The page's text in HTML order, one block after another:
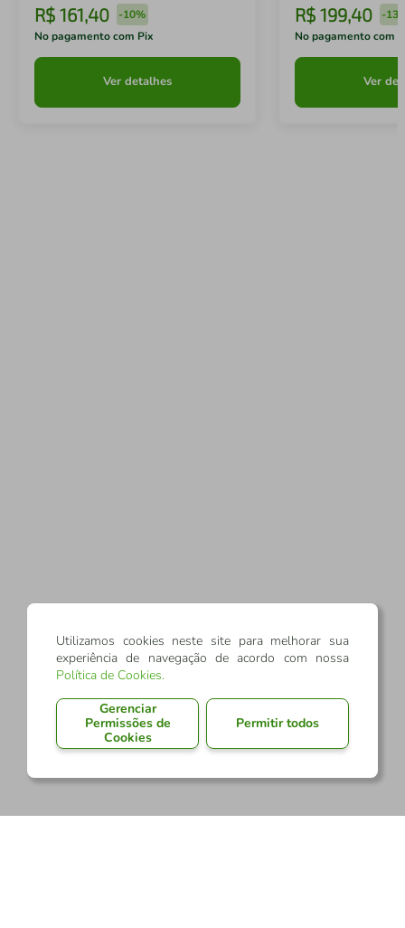
R$ 161,40 -10%
No pagamento com Pix
Ver detalhes
R$ 199,40 -
No pagamento com
Ver
Utilizamos cookies neste site para melhorar sua
experiência de navegação de acordo com nossa
Política de Cookies.
Gerenciar
Permissões de
Cookies
Permitir todos